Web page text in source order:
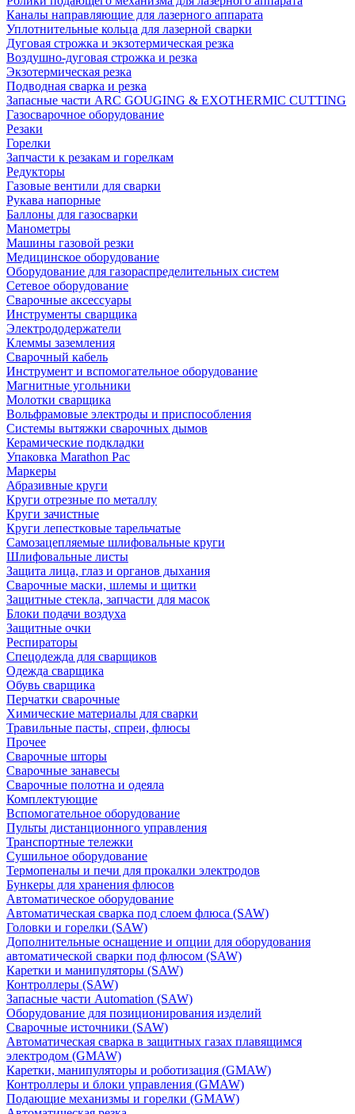
Каналы направляющие для лазерного аппарата
Уплотнительные кольца для лазерной сварки
Дуговая строжка и экзотермическая резка
Воздушно-дуговая строжка и резка
Экзотермическая резка
Подводная сварка и резка
Запасные части ARC GOUGING & EXOTHERMIC CUTTING
Газосварочное оборудование
Резаки
Горелки
Запчасти к резакам и горелкам
Редукторы
Газовые вентили для сварки
Рукава напорные
Баллоны для газосварки
Манометры
Машины газовой резки
Медицинское оборудование
Оборудование для газораспределительных систем
Сетевое оборудование
Сварочные аксессуары
Инструменты сварщика
Электрододержатели
Клеммы заземления
Сварочный кабель
Инструмент и вспомогательное оборудование
Магнитные угольники
Молотки сварщика
Вольфрамовые электроды и приспособления
Системы вытяжки сварочных дымов
Керамические подкладки
Упаковка Marathon Pac
Маркеры
Абразивные круги
Круги отрезные по металлу
Круги зачистные
Круги лепестковые тарельчатые
Самозацепляемые шлифовальные круги
Шлифовальные листы
Защита лица, глаз и органов дыхания
Сварочные маски, шлемы и щитки
Защитные стекла, запчасти для масок
Блоки подачи воздуха
Защитные очки
Респираторы
Спецодежда для сварщиков
Одежда сварщика
Обувь сварщика
Перчатки сварочные
Химические материалы для сварки
Травильные пасты, спреи, флюсы
Прочее
Сварочные шторы
Сварочные занавесы
Сварочные полотна и одеяла
Комплектующие
Вспомогательное оборудование
Пульты дистанционного управления
Транспортные тележки
Сушильное оборудование
Термопеналы и печи для прокалки электродов
Бункеры для хранения флюсов
Автоматическое оборудование
Автоматическая сварка под слоем флюса (SAW)
Головки и горелки (SAW)
Дополнительные оснащение и опции для оборудования
автоматической сварки под флюсом (SAW)
Каретки и манипуляторы (SAW)
Контроллеры (SAW)
Запасные части Automation (SAW)
Оборудование для позиционирования изделий
Сварочные источники (SAW)
Автоматическая сварка в защитных газах плавящимся
электродом (GMAW)
Каретки, манипуляторы и роботизация (GMAW)
Контроллеры и блоки управления (GMAW)
Подающие механизмы и горелки (GMAW)